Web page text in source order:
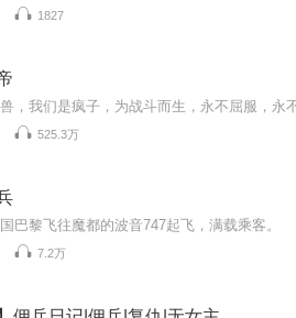
1827
，我们是疯子，为战斗而生，永不屈服，永
525.3万
7.2万